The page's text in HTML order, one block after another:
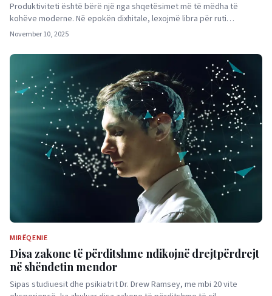
Produktiviteti është bërë një nga shqetësimet më të mëdha të
kohëve moderne. Në epokën dixhitale, lexojmë libra për ruti…
November 10, 2025
MIRËQENIE
Disa zakone të përditshme ndikojnë drejtpërdrejt
në shëndetin mendor
Sipas studiuesit dhe psikiatrit Dr. Drew Ramsey, me mbi 20 vite